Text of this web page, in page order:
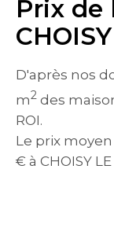
Prix
D'après nos
m2 des
ROI.
Le prix
€ à CHOISY LE